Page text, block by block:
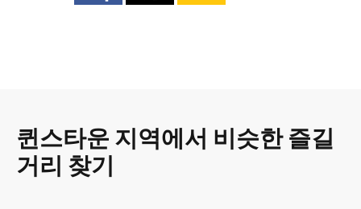
퀸스타운 지역에서 비슷한 즐길
거리 찾기